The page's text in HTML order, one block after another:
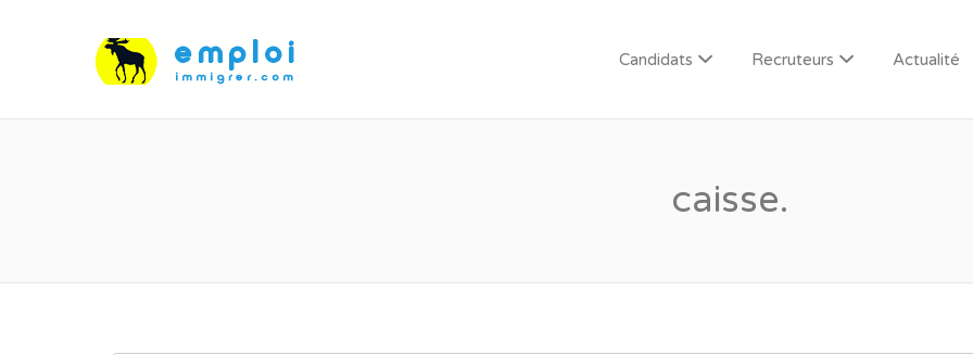
Candidats Recruteurs Actualité
caisse.